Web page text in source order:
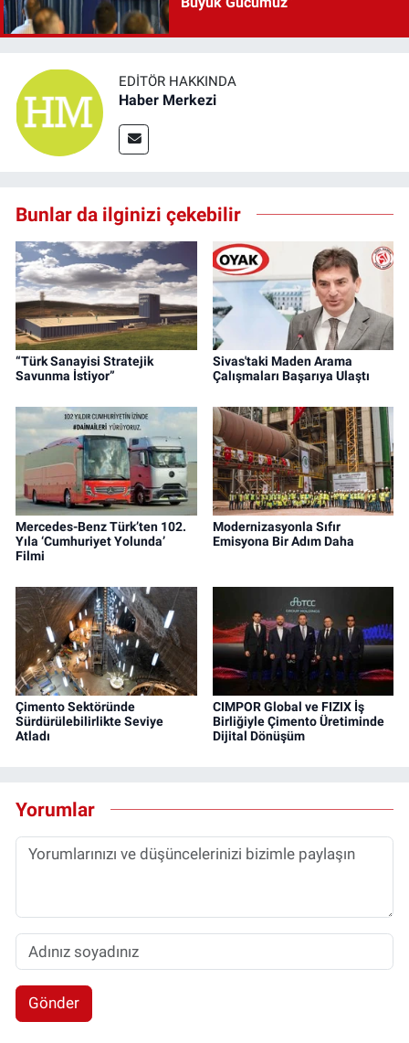
EDITÖR HAKKINDA
Haber Merkezi
Bunlar da ilginizi çekebilir
“Türk Sanayisi Stratejik
Savunma İstiyor”
Sivas'taki Maden Arama
Çalışmaları Başarıya Ulaştı
Mercedes-Benz Türk’ten 102.
Yıla ‘Cumhuriyet Yolunda’
Filmi
Modernizasyonla Sıfır
Emisyona Bir Adım Daha
Çimento Sektöründe
Sürdürülebilirlikte Seviye
Atladı
CIMPOR Global ve FIZIX İş
Birliğiyle Çimento Üretiminde
Dijital Dönüşüm
Yorumlar
Gönder